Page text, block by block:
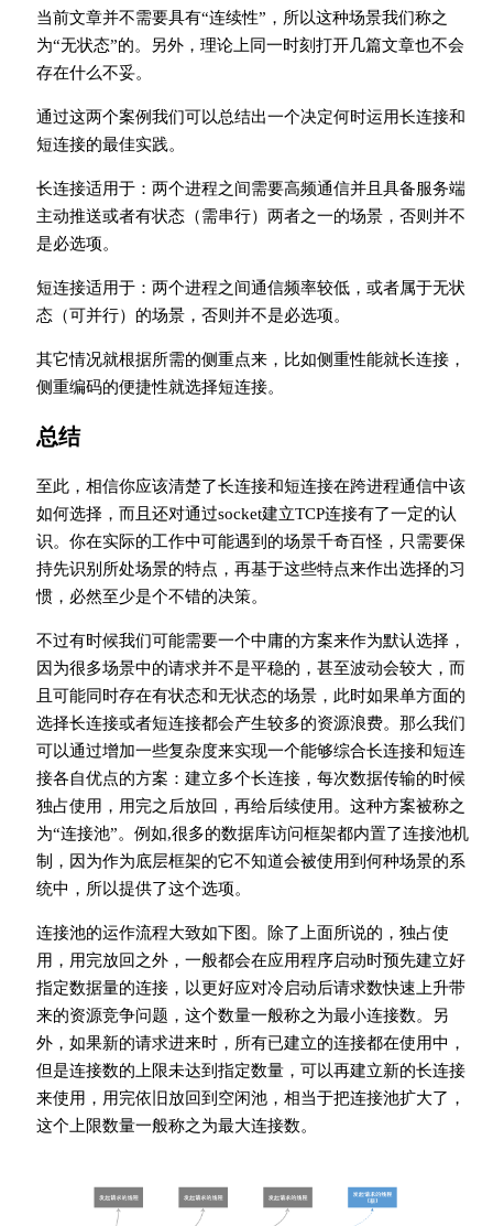
当前文章并不需要具有“连续性”，所以这种场景我们称之
为“无状态”的。另外，理论上同一时刻打开几篇文章也不会
存在什么不妥。
通过这两个案例我们可以总结出一个决定何时运用长连接和
短连接的最佳实践。
长连接适用于：两个进程之间需要高频通信并且具备服务端
主动推送或者有状态（需串行）两者之一的场景，否则并不
是必选项。
短连接适用于：两个进程之间通信频率较低，或者属于无状
态（可并行）的场景，否则并不是必选项。
其它情况就根据所需的侧重点来，比如侧重性能就长连接，
侧重编码的便捷性就选择短连接。
总结
至此，相信你应该清楚了长连接和短连接在跨进程通信中该
如何选择，而且还对通过socket建立TCP连接有了一定的认
识。你在实际的工作中可能遇到的场景千奇百怪，只需要保
持先识别所处场景的特点，再基于这些特点来作出选择的习
惯，必然至少是个不错的决策。
不过有时候我们可能需要一个中庸的方案来作为默认选择，
因为很多场景中的请求并不是平稳的，甚至波动会较大，而
且可能同时存在有状态和无状态的场景，此时如果单方面的
选择长连接或者短连接都会产生较多的资源浪费。那么我们
可以通过增加一些复杂度来实现一个能够综合长连接和短连
接各自优点的方案：建立多个长连接，每次数据传输的时候
独占使用，用完之后放回，再给后续使用。这种方案被称之
为“连接池”。例如,很多的数据库访问框架都内置了连接池机
制，因为作为底层框架的它不知道会被使用到何种场景的系
统中，所以提供了这个选项。
连接池的运作流程大致如下图。除了上面所说的，独占使
用，用完放回之外，一般都会在应用程序启动时预先建立好
指定数据量的连接，以更好应对冷启动后请求数快速上升带
来的资源竞争问题，这个数量一般称之为最小连接数。另
外，如果新的请求进来时，所有已建立的连接都在使用中，
但是连接数的上限未达到指定数量，可以再建立新的长连接
来使用，用完依旧放回到空闲池，相当于把连接池扩大了，
这个上限数量一般称之为最大连接数。